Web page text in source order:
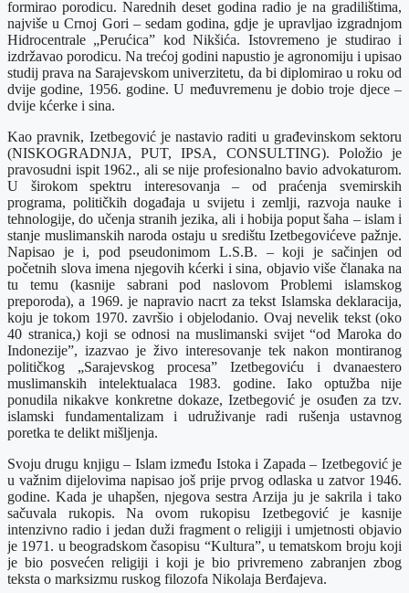
formirao porodicu. Narednih deset godina radio je na gradilištima,
najviše u Crnoj Gori – sedam godina, gdje je upravljao izgradnjom
Hidrocentrale „Perućica” kod Nikšića. Istovremeno je studirao i
izdržavao porodicu. Na trećoj godini napustio je agronomiju i upisao
studij prava na Sarajevskom univerzitetu, da bi diplomirao u roku od
dvije godine, 1956. godine. U međuvremenu je dobio troje djece –
dvije kćerke i sina.
Kao pravnik, Izetbegović je nastavio raditi u građevinskom sektoru
(NISKOGRADNJA, PUT, IPSA, CONSULTING). Položio je
pravosudni ispit 1962., ali se nije profesionalno bavio advokaturom.
U širokom spektru interesovanja – od praćenja svemirskih
programa, političkih događaja u svijetu i zemlji, razvoja nauke i
tehnologije, do učenja stranih jezika, ali i hobija poput šaha – islam i
stanje muslimanskih naroda ostaju u središtu Izetbegovićeve pažnje.
Napisao je i, pod pseudonimom L.S.B. – koji je sačinjen od
početnih slova imena njegovih kćerki i sina, objavio više članaka na
tu temu (kasnije sabrani pod naslovom Problemi islamskog
preporoda), a 1969. je napravio nacrt za tekst Islamska deklaracija,
koju je tokom 1970. završio i objelodanio. Ovaj nevelik tekst (oko
40 stranica,) koji se odnosi na muslimanski svijet “od Maroka do
Indonezije”, izazvao je živo interesovanje tek nakon montiranog
političkog „Sarajevskog procesa” Izetbegoviću i dvanaestero
muslimanskih intelektualaca 1983. godine. Iako optužba nije
ponudila nikakve konkretne dokaze, Izetbegović je osuđen za tzv.
islamski fundamentalizam i udruživanje radi rušenja ustavnog
poretka te delikt mišljenja.
Svoju drugu knjigu – Islam između Istoka i Zapada – Izetbegović je
u važnim dijelovima napisao još prije prvog odlaska u zatvor 1946.
godine. Kada je uhapšen, njegova sestra Arzija ju je sakrila i tako
sačuvala rukopis. Na ovom rukopisu Izetbegović je kasnije
intenzivno radio i jedan duži fragment o religiji i umjetnosti objavio
je 1971. u beogradskom časopisu “Kultura”, u tematskom broju koji
je bio posvećen religiji i koji je bio privremeno zabranjen zbog
teksta o marksizmu ruskog filozofa Nikolaja Berđajeva.